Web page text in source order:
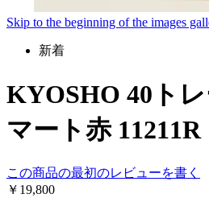
Skip to the beginning of the images
新着
KYOSHO 40ト
マート赤 11211R
この商品の最初のレビューを書く
￥19,800